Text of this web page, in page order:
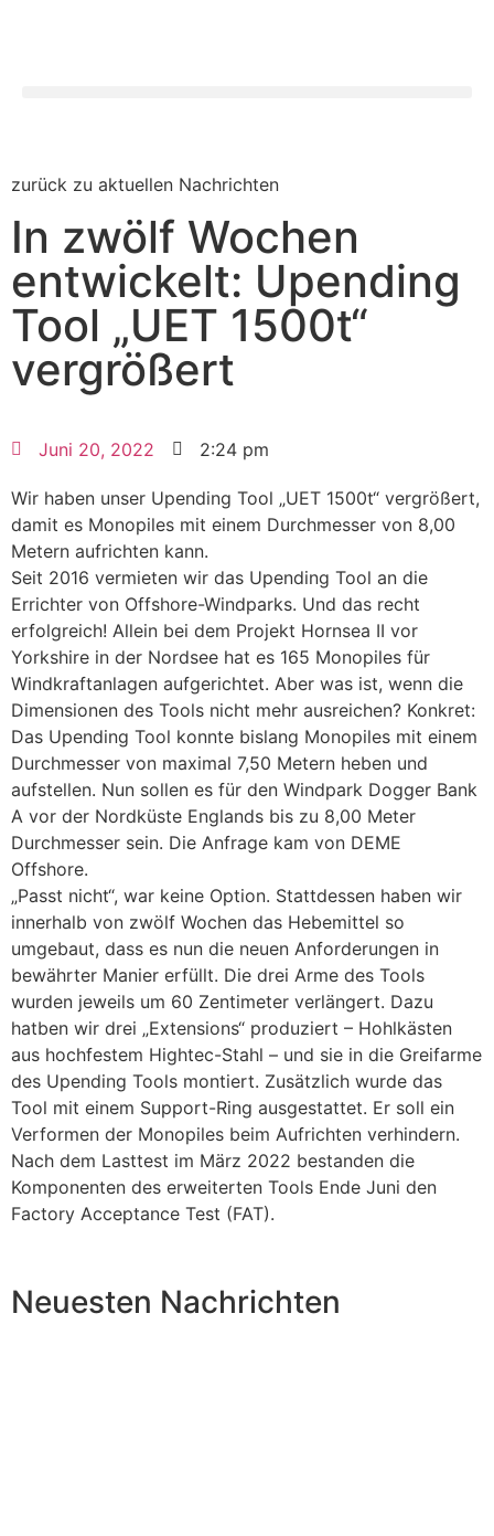
zurück zu aktuellen Nachrichten
In zwölf Wochen
entwickelt: Upending
Tool „UET 1500t“
vergrößert
Juni 20, 2022 2:24 pm
Wir haben unser Upending Tool „UET 1500t“ vergrößert,
damit es Monopiles mit einem Durchmesser von 8,00
Metern aufrichten kann.
Seit 2016 vermieten wir das Upending Tool an die
Errichter von Offshore-Windparks. Und das recht
erfolgreich! Allein bei dem Projekt Hornsea II vor
Yorkshire in der Nordsee hat es 165 Monopiles für
Windkraftanlagen aufgerichtet. Aber was ist, wenn die
Dimensionen des Tools nicht mehr ausreichen? Konkret:
Das Upending Tool konnte bislang Monopiles mit einem
Durchmesser von maximal 7,50 Metern heben und
aufstellen. Nun sollen es für den Windpark Dogger Bank
A vor der Nordküste Englands bis zu 8,00 Meter
Durchmesser sein. Die Anfrage kam von DEME
Offshore.
„Passt nicht“, war keine Option. Stattdessen haben wir
innerhalb von zwölf Wochen das Hebemittel so
umgebaut, dass es nun die neuen Anforderungen in
bewährter Manier erfüllt. Die drei Arme des Tools
wurden jeweils um 60 Zentimeter verlängert. Dazu
hatben wir drei „Extensions“ produziert – Hohlkästen
aus hochfestem Hightec-Stahl – und sie in die Greifarme
des Upending Tools montiert. Zusätzlich wurde das
Tool mit einem Support-Ring ausgestattet. Er soll ein
Verformen der Monopiles beim Aufrichten verhindern.
Nach dem Lasttest im März 2022 bestanden die
Komponenten des erweiterten Tools Ende Juni den
Factory Acceptance Test (FAT).
Neuesten Nachrichten